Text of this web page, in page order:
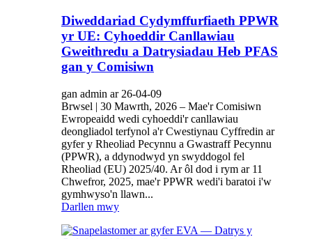
Diweddariad Cydymffurfiaeth PPWR
yr UE: Cyhoeddir Canllawiau
Gweithredu a Datrysiadau Heb PFAS
gan y Comisiwn
gan admin ar 26-04-09
Brwsel | 30 Mawrth, 2026 – Mae'r Comisiwn
Ewropeaidd wedi cyhoeddi'r canllawiau
deongliadol terfynol a'r Cwestiynau Cyffredin ar
gyfer y Rheoliad Pecynnu a Gwastraff Pecynnu
(PPWR), a ddynodwyd yn swyddogol fel
Rheoliad (EU) 2025/40. Ar ôl dod i rym ar 11
Chwefror, 2025, mae'r PPWR wedi'i baratoi i'w
gymhwyso'n llawn...
Darllen mwy